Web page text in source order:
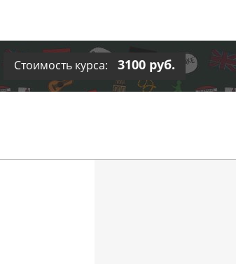
Стоимость курса: 3100 руб.